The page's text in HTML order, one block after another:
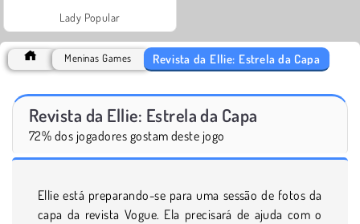
Lady Popular
Meninas Games Revista da Ellie: Estrela da Capa
Revista da Ellie: Estrela da Capa
72% dos jogadores gostam deste jogo
Ellie está preparando-se para uma sessão de fotos da
capa da revista Vogue. Ela precisará de ajuda com o